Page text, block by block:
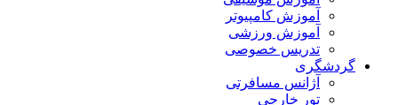
آموزش کامپیوتر
آموزش ورزشی
تدریس خصوصی
گردشگری
آژانس مسافرتی
تور خارجی